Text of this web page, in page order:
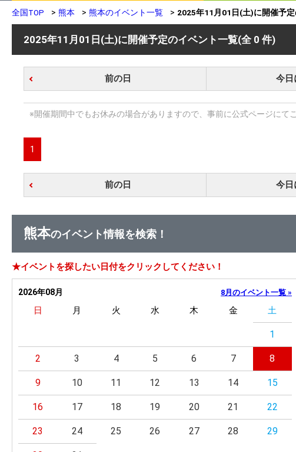
全国TOP 熊本 熊本のイベント一覧 2025年11月01日(土)に開催予
2025年11月01日(土)に開催予定のイベント一覧(全 0 件)
前の日 今日
※開催期間中でもお休みの場合がありますので、事前に公式ページにて
1
前の日 今日
熊本のイベント情報を検索！
★イベントを探したい日付をクリックしてください！
2026年08月 8月のイベント一覧 »
日 月 火 水 木 金 土
1
2 3 4 5 6 7 8
9 10 11 12 13 14 15
16 17 18 19 20 21 22
23 24 25 26 27 28 29